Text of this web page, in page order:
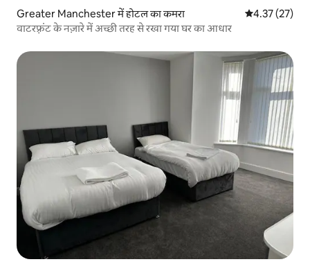
Greater Manchester में होटल का कमरा औसत रेटिंग 5 में
4.37 (27)
वाटरफ़्रंट के नज़ारे में अच्छी तरह से रखा गया घर का आधार